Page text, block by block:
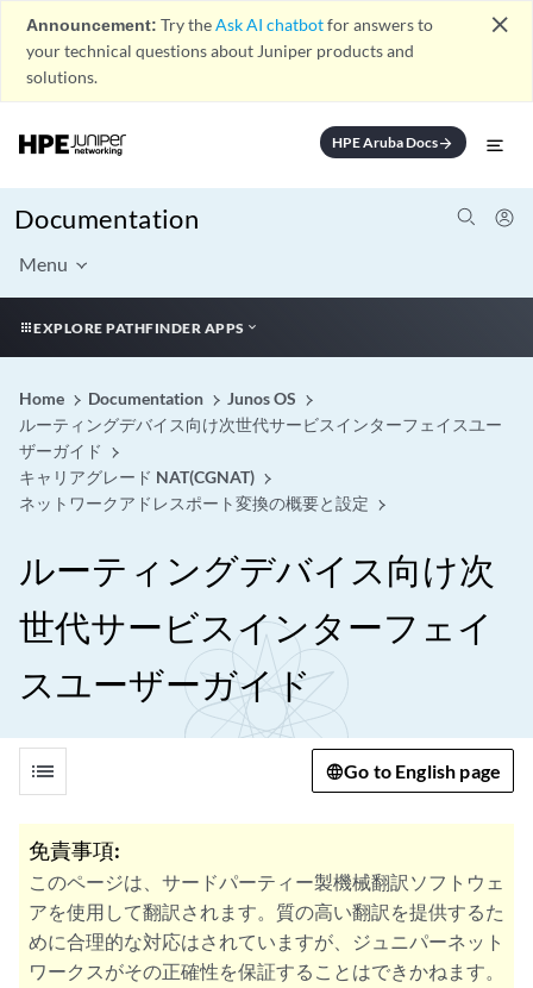
Announcement: Try theAsk AI chatbotfor answers to
your technical questions about Juniper products and
solutions.
close
HPE Aruba Docsarrow_forward
Documentation
Menu
EXPLORE PATHFINDER APPS
Home Documentation
Junos OS
ルーティングデバイス向け次世代サービスインターフェイスユー
ザーガイド
キャリアグレード NAT(CGNAT)
ネットワークアドレスポート変換の概要と設定
ルーティングデバイス向け次
世代サービスインターフェイ
スユーザーガイド
list Go to English page
免責事項:
このページは、サードパーティー製機械翻訳ソフトウェ
アを使用して翻訳されます。質の高い翻訳を提供するた
めに合理的な対応はされていますが、ジュニパーネット
ワークスがその正確性を保証することはできかねます。